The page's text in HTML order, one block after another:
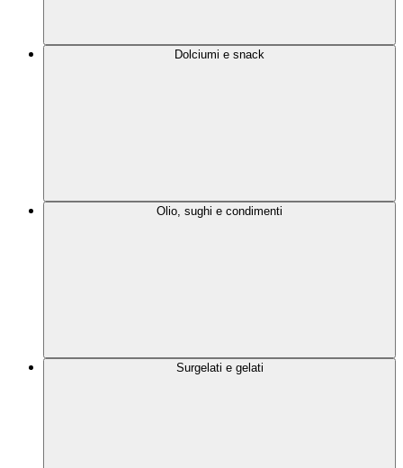
Dolciumi e snack
Olio, sughi e condimenti
Surgelati e gelati